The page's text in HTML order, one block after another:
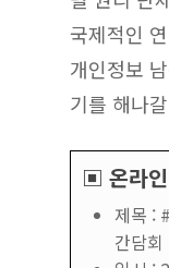
국제적인
개인정보
기를 해나
▣ 온라
제목 :
간담회